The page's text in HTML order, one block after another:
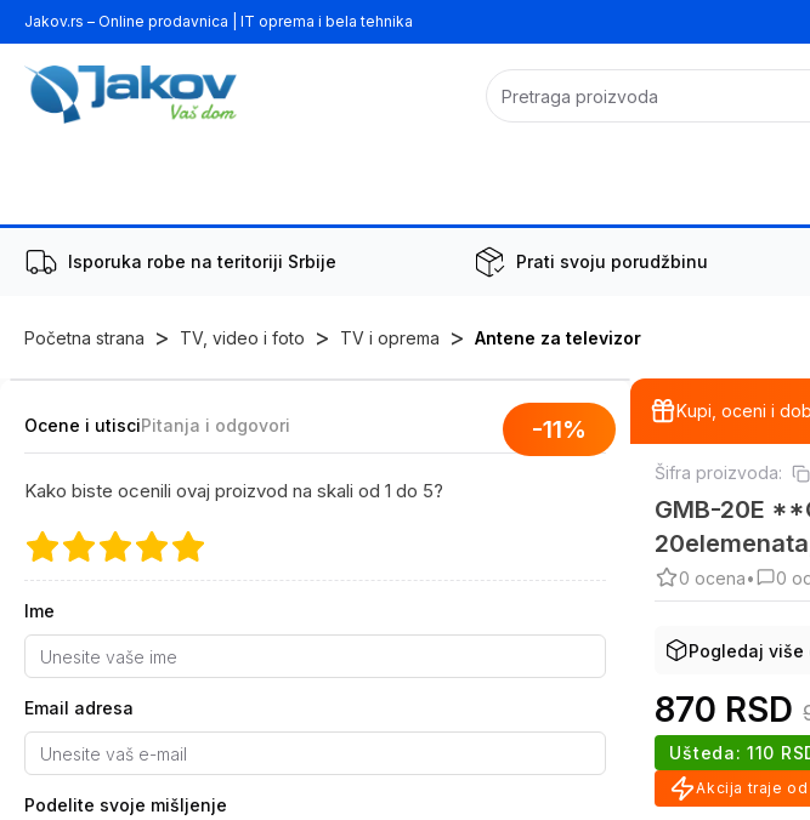
Jakov.rs – Online prodavnica | IT oprema i bela tehnika
Isporuka robe na teritoriji Srbije Prati svoju porudžbinu
Početna strana > TV, video i foto > TV i oprema > Antene za televizor
-11%
Ocene i utisciPitanja i odgovori
Kako biste ocenili ovaj proizvod na skali od 1 do 5?
Ime
Email adresa
Podelite svoje mišljenje
Kupi, oceni i
Šifra proizvoda:
GMB-20E
0 ocena• 0
Pogledaj više
870 RSD
Ušteda: 110
Akcija traje od